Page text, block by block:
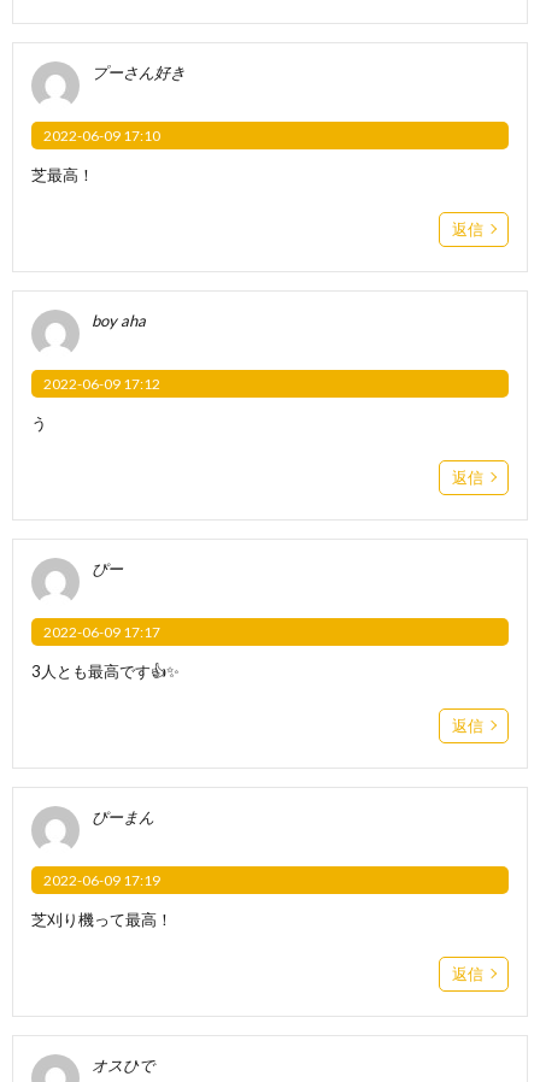
プーさん好き
2022-06-09 17:10
芝最高！
返信
boy aha
2022-06-09 17:12
う
返信
ぴー
2022-06-09 17:17
3人とも最高です👍✨
返信
ぴーまん
2022-06-09 17:19
芝刈り機って最高！
返信
オスひで